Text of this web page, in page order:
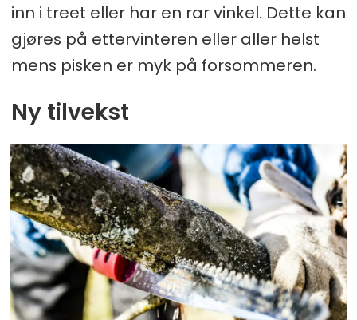
inn i treet eller har en rar vinkel. Dette kan
gjøres på ettervinteren eller aller helst
mens pisken er myk på forsommeren.
Ny tilvekst